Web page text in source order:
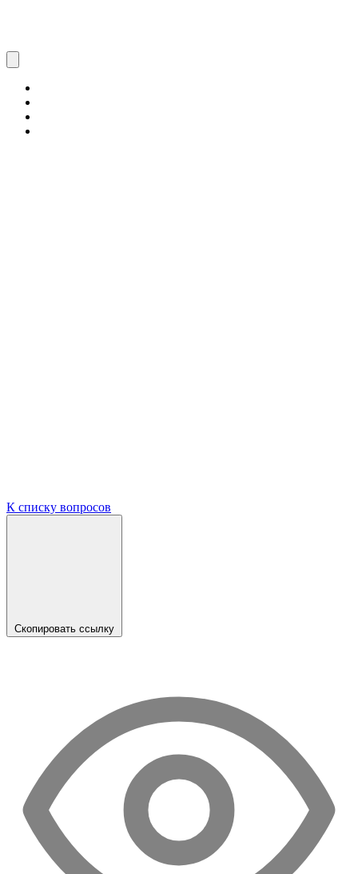
К списку вопросов
Скопировать ссылку